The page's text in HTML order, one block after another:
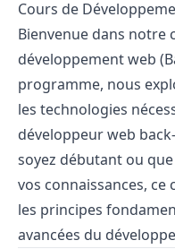
Cours de
Bienvenue dans notre
développement web
programme, nous
les technologies
développeur web
soyez débutant ou
vos connaissances,
les principes
avancées du